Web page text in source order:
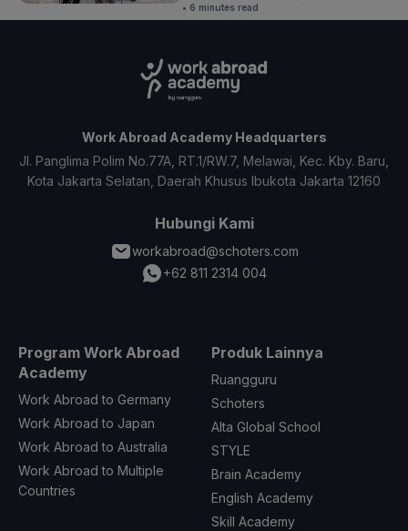
Cocok untuk Kamu?
• 6 minutes read
Work Abroad Academy Headquarters
Jl. Panglima Polim No.77A, RT.1/RW.7, Melawai, Kec. Kby. Baru,
Kota Jakarta Selatan, Daerah Khusus Ibukota Jakarta 12160
Hubungi Kami
workabroad@schoters.com
+62 811 2314 004
Program Work Abroad
Academy
Work Abroad to Germany
Work Abroad to Japan
Work Abroad to Australia
Work Abroad to Multiple
Countries
Produk Lainnya
Ruangguru
Schoters
Alta Global School
STYLE
Brain Academy
English Academy
Skill Academy